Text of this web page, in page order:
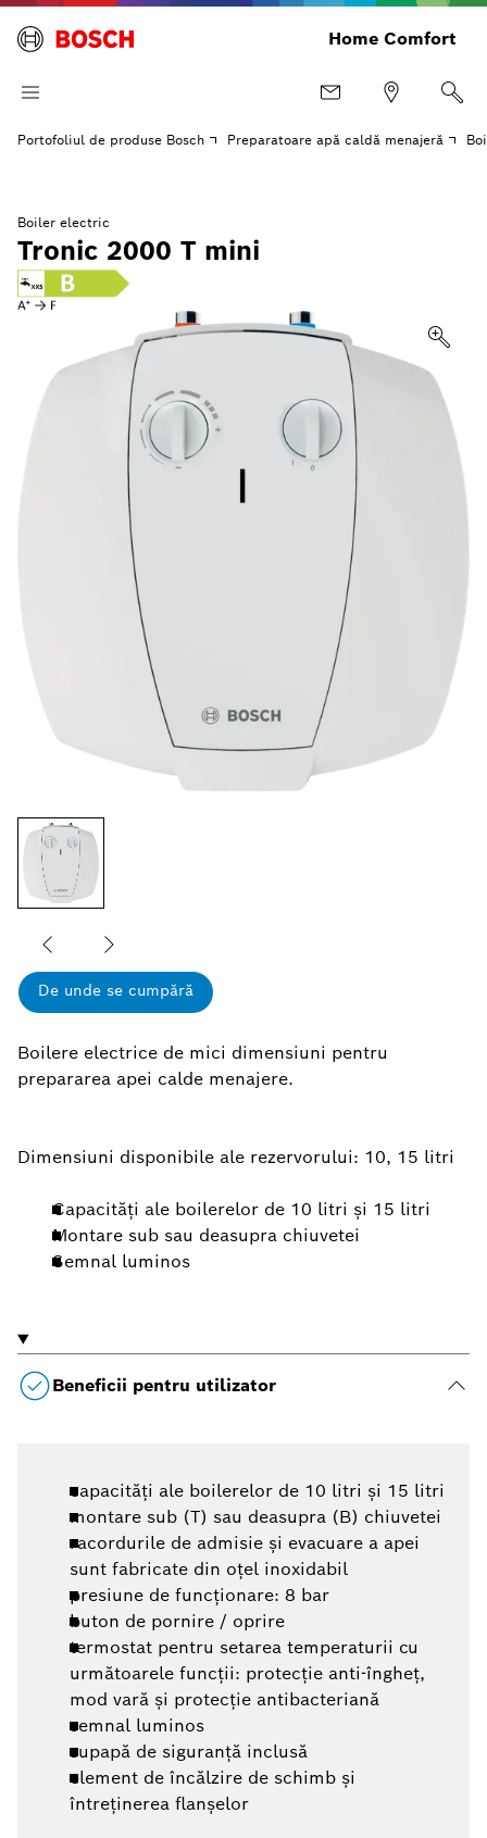
Home Comfort
Portofoliul de produse Bosch Preparatoare apă caldă menajeră
Boiler electric
Tronic 2000 T mini
De unde se cumpără
Boilere electrice de mici dimensiuni pentru
prepararea apei calde menajere.
Dimensiuni disponibile ale rezervorului: 10, 15 litri
Capacităţi ale boilerelor de 10 litri şi 15 litri
Montare sub sau deasupra chiuvetei
Semnal luminos
Beneficii pentru utilizator
capacităţi ale boilerelor de 10 litri şi 15 litri
montare sub (T) sau deasupra (B) chiuvetei
racordurile de admisie şi evacuare a apei
sunt fabricate din oţel inoxidabil
presiune de funcţionare: 8 bar
buton de pornire / oprire
termostat pentru setarea temperaturii cu
următoarele funcţii: protecţie anti-îngheţ,
mod vară şi protecţie antibacteriană
semnal luminos
supapă de siguranţă inclusă
element de încălzire de schimb şi
întreţinerea flanşelor